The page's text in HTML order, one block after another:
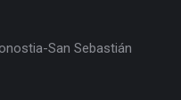
San Sebastián